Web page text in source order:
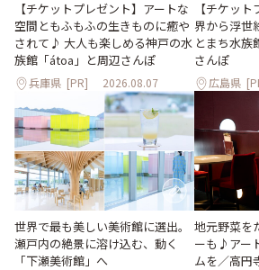
【チケットプレゼント】アートな
空間ともふもふの生きものに癒や
されて♪ 大人も楽しめる神戸の水
族館「átoa」と周辺さんぽ
兵庫県 [PR] 2026.08.07
【チケッ
界から浮世
とまち水族
さんぽ
広島県
世界で最も美しい美術館に選出。
瀬戸内の絶景に溶け込む、動く
「下瀬美術館」へ
地元野菜を
ーも♪アー
ムを／高円